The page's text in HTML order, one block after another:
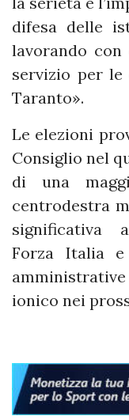
difesa delle
lavorando
servizio per
Taranto».
Le elezioni
Consiglio nel
di una
centrodestra
significativa
Forza Italia
ionico nei